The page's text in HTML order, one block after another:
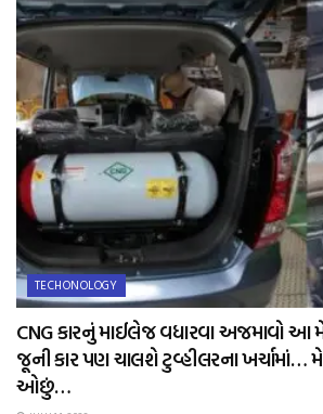
TECHONOLOGY
CNG કારનું માઈલેજ વધારવા અજમાવો આ
જૂની કાર પણ ચાલશે ટુવ્હીલરના
ઓછું…